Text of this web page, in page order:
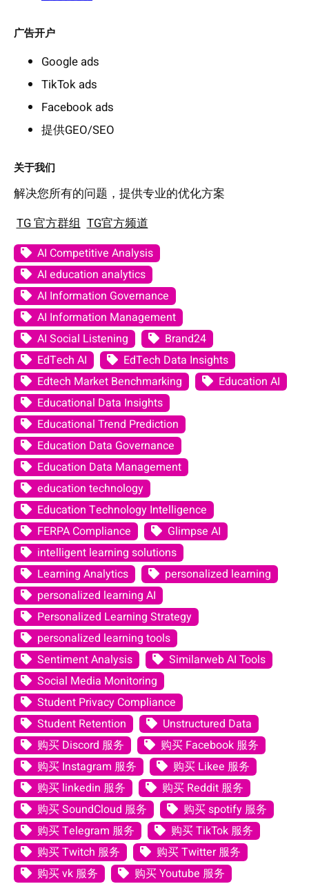
广告开户
Google ads
TikTok ads
Facebook ads
提供GEO/SEO
关于我们
解决您所有的问题，提供专业的优化方案
TG 官方群组 TG官方频道
AI Competitive Analysis
AI education analytics
AI Information Governance
AI Information Management
AI Social Listening
Brand24
EdTech AI
EdTech Data Insights
Edtech Market Benchmarking
Education AI
Educational Data Insights
Educational Trend Prediction
Education Data Governance
Education Data Management
education technology
Education Technology Intelligence
FERPA Compliance
Glimpse AI
intelligent learning solutions
Learning Analytics
personalized learning
personalized learning AI
Personalized Learning Strategy
personalized learning tools
Sentiment Analysis
Similarweb AI Tools
Social Media Monitoring
Student Privacy Compliance
Student Retention
Unstructured Data
购买 Discord 服务
购买 Facebook 服务
购买 Instagram 服务
购买 Likee 服务
购买 linkedin 服务
购买 Reddit 服务
购买 SoundCloud 服务
购买 spotify 服务
购买 Telegram 服务
购买 TikTok 服务
购买 Twitch 服务
购买 Twitter 服务
购买 vk 服务
购买 Youtube 服务